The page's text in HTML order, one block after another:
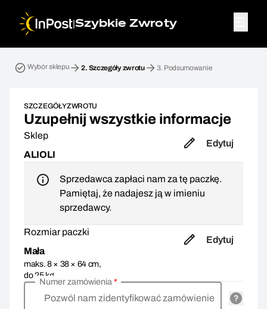
|Szybkie Zwroty
Wybór sklepu 2. Szczegóły zwrotu 3. Podsumowanie
SZCZEGÓŁY ZWROTU
Uzupełnij wszystkie informacje
Sklep
ALIOLI
Edytuj
Sprzedawca zapłaci nam za tę paczkę.
Pamiętaj, że nadajesz ją w imieniu
sprzedawcy.
Rozmiar paczki
Mała
maks. 8 × 38 × 64 cm,
do 25 kg
Edytuj
Pozwól nam zidentyfikować zamówienie
Numer zamówienia*